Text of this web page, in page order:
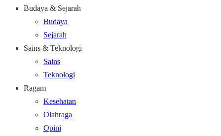
Budaya & Sejarah
Budaya
Sejarah
Sains & Teknologi
Sains
Teknologi
Ragam
Kesehatan
Olahraga
Opini